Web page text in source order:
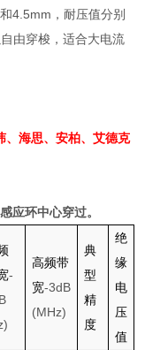
和4.5mm ，耐压值分别
由穿梭，适合大电流
、海思、安柏、艾德克
应环中心穿过。
-
高频带
宽-3dB
(MHz)
典
型
精
度
绝
缘
电
压
值